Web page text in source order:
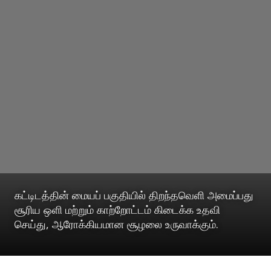
கட்டிடத்தின் மையப் பகுதியில் திறந்தவெளி அமைப்பது
சூரிய ஒளி மற்றும் காற்றோட்டம் கிடைக்க உதவி
செய்து, ஆரோக்கியமான சூழலை உருவாக்கும்.